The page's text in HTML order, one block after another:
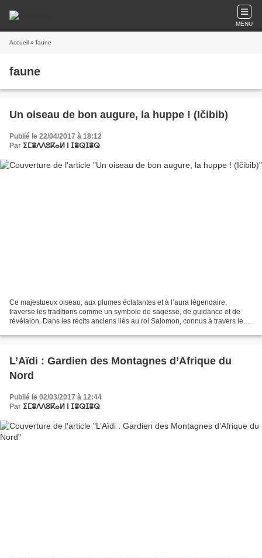
MENU
Accueil » faune
faune
Un oiseau de bon augure, la huppe ! (Ičibib)
Publié le 22/04/2017 à 18:12
Par ⵉⵎⴻⴷⴷⵓⴽⴰⵍ ⵏ ⵊⴻⵕⵊⴻⵕ
Ce majestueux oiseau, aux plumes éclatantes et à l’aura légendaire,
traverse les traditions comme un symbole de sagesse, de guidance et de
révélaion. Dans les récits anciens liés au roi Salomon, connus à travers le
L’Aïdi : Gardien des Montagnes d’Afrique du
Nord
Publié le 02/03/2017 à 12:44
Par ⵉⵎⴻⴷⴷⵓⴽⴰⵍ ⵏ ⵊⴻⵕⵊⴻⵕ